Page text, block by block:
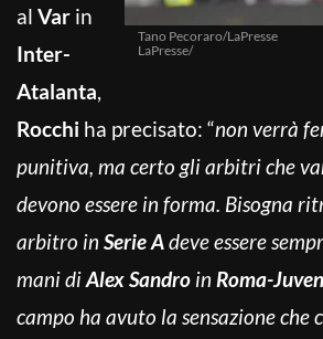
Tano Pecoraro/LaPresse
LaPresse/
al Var in
Inter-
Atalanta,
Rocchi ha precisato: “non verrà
punitiva, ma certo gli arbitri che
devono essere in forma. Bisogna
arbitro in Serie Adeve essere
mani diAlex Sandro in Roma-
campo ha avuto la sensazione che